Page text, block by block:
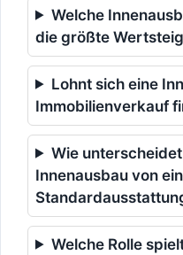
Welche
die größte
Lohnt sich eine
Immobilienverkauf
Wie
Innenausbau von
Welche Rolle